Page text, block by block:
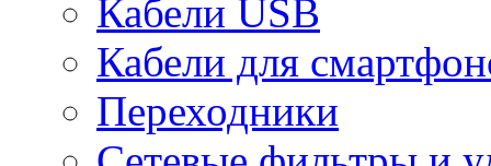
Кабели USB
Кабели для
Переходники